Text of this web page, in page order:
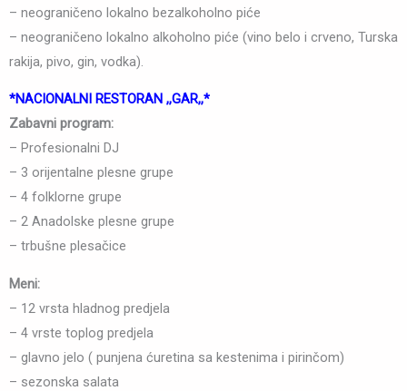
– neograničeno lokalno bezalkoholno piće
– neograničeno lokalno alkoholno piće (vino belo i crveno, Turska
rakija, pivo, gin, vodka).
*NACIONALNI RESTORAN ,,GAR,,*
Zabavni program:
– Profesionalni DJ
– 3 orijentalne plesne grupe
– 4 folklorne grupe
– 2 Anadolske plesne grupe
– trbušne plesačice
Meni:
– 12 vrsta hladnog predjela
– 4 vrste toplog predjela
– glavno jelo ( punjena ćuretina sa kestenima i pirinčom)
– sezonska salata